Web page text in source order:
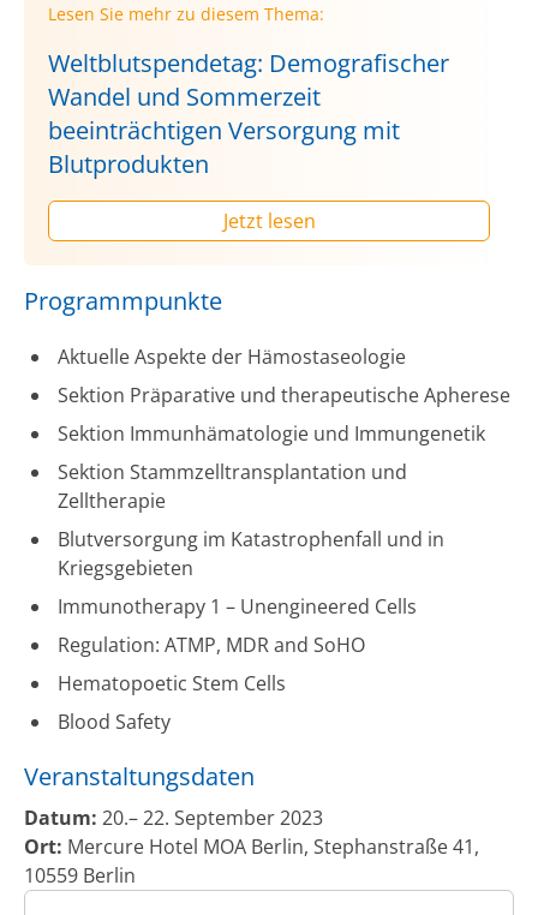
Lesen Sie mehr zu diesem Thema:
Weltblutspendetag: Demografischer
Wandel und Sommerzeit
beeinträchtigen Versorgung mit
Blutprodukten
Jetzt lesen
Programmpunkte
Aktuelle Aspekte der Hämostaseologie
Sektion Präparative und therapeutische Apherese
Sektion Immunhämatologie und Immungenetik
Sektion Stammzelltransplantation und
Zelltherapie
Blutversorgung im Katastrophenfall und in
Kriegsgebieten
Immunotherapy 1 – Unengineered Cells
Regulation: ATMP, MDR and SoHO
Hematopoetic Stem Cells
Blood Safety
Veranstaltungsdaten
Datum: 20.– 22. September 2023
Ort: Mercure Hotel MOA Berlin, Stephanstraße 41,
10559 Berlin